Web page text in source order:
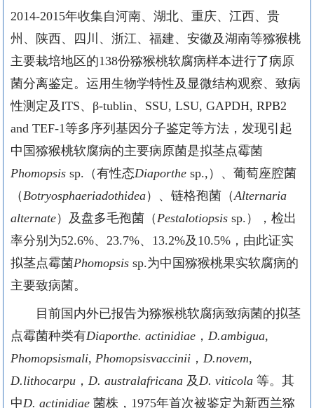
2014-2015年收集自河南、湖北、重庆、江西、贵
州、陕西、四川、浙江、福建、安徽及湖南等猕猴桃
主要栽培地区的138份猕猴桃软腐病样本进行了病原
菌分离鉴定。运用生物学特性及显微结构观察、致病
性测定及ITS、 β-tublin、 SSU, LSU, GAPDH, RPB2
and TEF-1等多序列基因分子鉴定等方法，发现引起
中国猕猴桃软腐病的主要病原菌是拟茎点霉菌
Phomopsis sp. （有性态Diaporthe sp., ）、葡萄座腔菌
（ Botryosphaeriadothidea）、链格孢菌（Alternaria
alternate）及盘多毛孢菌（ Pestalotiopsis sp. ），检出
率分别为52.6%、 23.7%、 13.2%及 10.5% ，由此证实
拟茎点霉菌Phomopsis sp.为中国猕猴桃果实软腐病的
主要致病菌。
目前国内外已报告为猕猴桃软腐病致病菌的拟茎
点霉菌种类有Diaporthe. actinidiae ， D.ambigua,
Phomopsismali, Phomopsisvaccinii ， D.novem,
D.lithocarpu ， D. australafricana 及 D. viticola 等。其
中D. actinidiae 菌株， 1975年首次被鉴定为新西兰猕